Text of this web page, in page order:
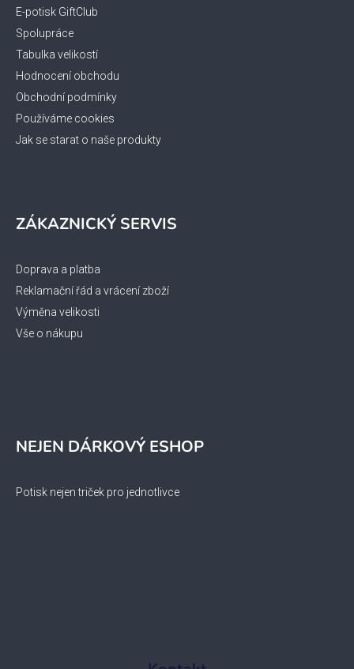
E-potisk GiftClub
Spolupráce
Tabulka velikostí
Hodnocení obchodu
Obchodní podmínky
Používáme cookies
Jak se starat o naše produkty
ZÁKAZNICKÝ SERVIS
Doprava a platba
Reklamační řád a vrácení zboží
Výměna velikosti
Vše o nákupu
NEJEN DÁRKOVÝ ESHOP
Potisk nejen triček pro jednotlivce